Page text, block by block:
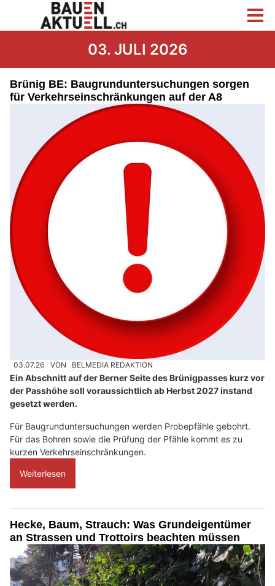
03. JULI 2026
Brünig BE: Baugrunduntersuchungen sorgen
für Verkehrseinschränkungen auf der A8
03.07.26 VON BELMEDIA REDAKTION
Ein Abschnitt auf der Berner Seite des Brünigpasses kurz vor
der Passhöhe soll voraussichtlich ab Herbst 2027 instand
gesetzt werden.
Für Baugrunduntersuchungen werden Probepfähle gebohrt.
Für das Bohren sowie die Prüfung der Pfähle kommt es zu
kurzen Verkehrseinschränkungen.
Weiterlesen
Hecke, Baum, Strauch: Was Grundeigentümer
an Strassen und Trottoirs beachten müssen